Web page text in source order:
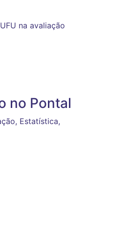
na avaliação
no Pontal
Estatística,